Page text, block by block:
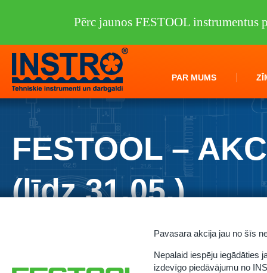
PAR MUMS
FESTOOL –
(līdz 31.05.)
Pavasara akcija jau no šīs
Nepalaid iespēju iegādāties
izdevīgo piedāvājumu no
Pērc jaunos FESTOOL instrumentus